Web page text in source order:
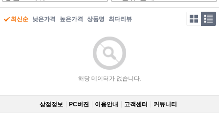
최신순 낮은가격 높은가격 상품명 최다리뷰
해당 데이터가 없습니다.
상점정보 PC버젼 이용안내 고객센터 커뮤니티